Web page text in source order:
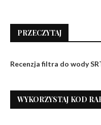
PRZECZYTAJ
Recenzja filtra do wody
WYKORZYSTAJ KOD